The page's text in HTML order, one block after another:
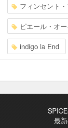
フィンセント
ピエール・オ
indigo la End
最